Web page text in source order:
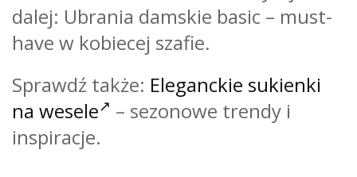
dalej: Ubrania damskie basic – must-
have w kobiecej szafie.
Sprawdź także: Eleganckie sukienki
na wesele
– sezonowe trendy i
inspiracje.